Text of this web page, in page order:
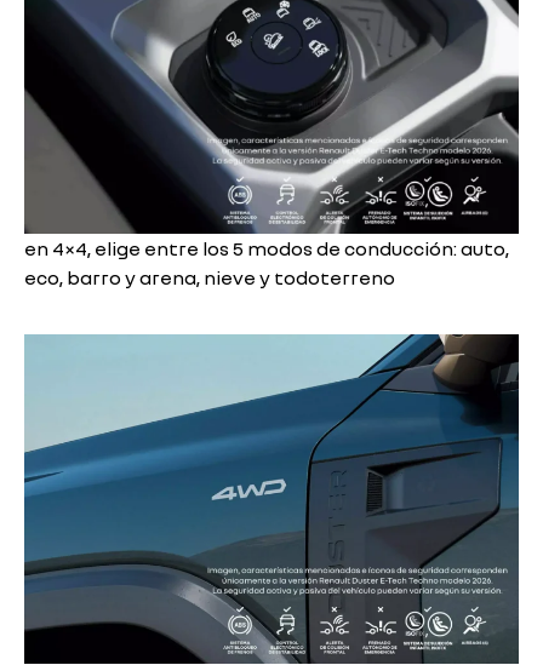
en 4×4, elige entre los 5 modos de conducción: auto,
eco, barro y arena, nieve y todoterreno